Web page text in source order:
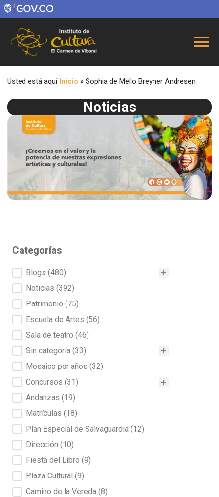
Usted está aquí Inicio » Sophia de Mello Breyner Andresen
Noticias
Categorías
Categorías
Blogs (480)
Noticias (392)
Patrimonio (75)
Escuela de Artes (56)
Sala de teatro (46)
Sin categoría (33)
Mosaico por años (32)
Concursos (31)
Andanzas (19)
Matrículas (18)
Plan Especial de Salvaguardia (12)
Dirección (10)
Fiesta del Libro (9)
Plaza Cultural (9)
Camino de la Vereda (8)